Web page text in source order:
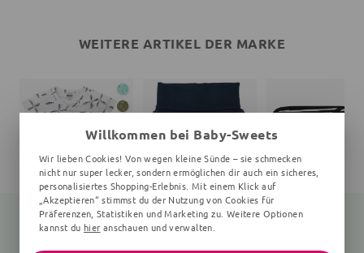
WEITERE ARTIKEL DER MARKE
Willkommen bei Baby-Sweets
Wir lieben Cookies! Von wegen kleine Sünde – sie schmecken
nicht nur super lecker, sondern ermöglichen dir auch ein sicheres,
personalisiertes Shopping-Erlebnis. Mit einem Klick auf
„Akzeptieren“ stimmst du der Nutzung von Cookies für
Präferenzen, Statistiken und Marketing zu. Weitere Optionen
kannst du hier anschauen und verwalten.